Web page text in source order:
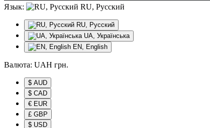
Язык: RU, Русский
RU, Русский
UA, Українська
EN, English
Валюта: UAH грн.
$ AUD
$ CAD
€ EUR
£ GBP
$ USD